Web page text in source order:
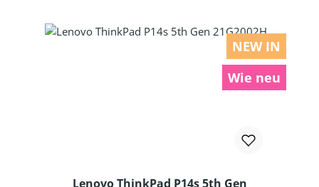
NEW IN
Wie neu
Lenovo ThinkPad P14s 5th Gen